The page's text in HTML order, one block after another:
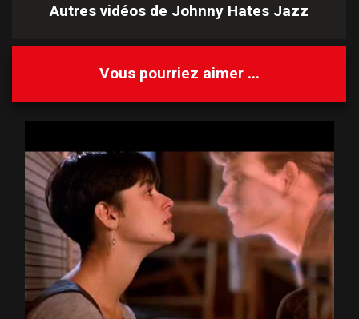
Autres vidéos de Johnny Hates Jazz
Vous pourriez aimer ...